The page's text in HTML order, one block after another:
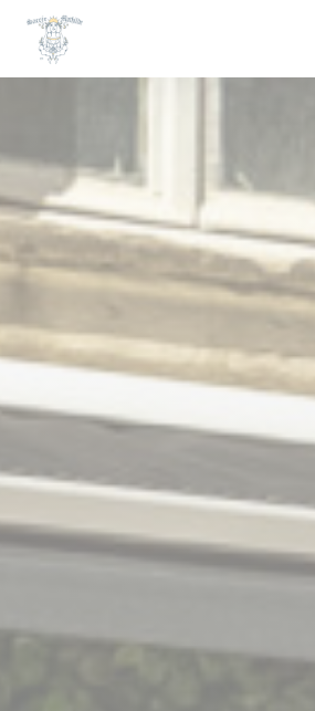
Panel pro správu cookies